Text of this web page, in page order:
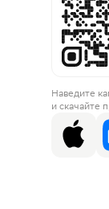
Наведите
и скачайте